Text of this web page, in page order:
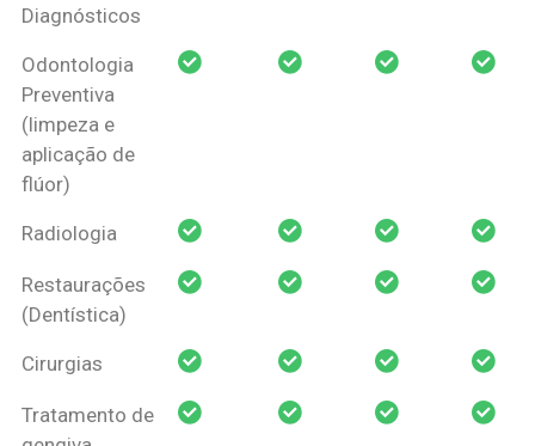
Diagnósticos
Odontologia
Preventiva
(limpeza e
aplicação de
flúor)
Radiologia
Restaurações
(Dentística)
Cirurgias
Tratamento de